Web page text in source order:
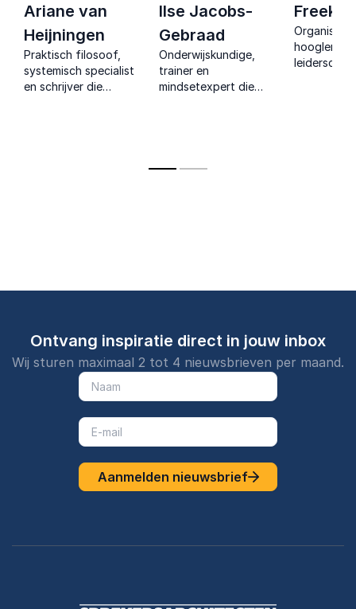
Ariane van
Heijningen
Praktisch filosoof,
systemisch specialist
en schrijver die
Ilse Jacobs-
Gebraad
Onderwijskundige,
trainer en
mindsetexpert die
handvatten voor
Freek
hoogleraar
Ontvang inspiratie direct in jouw inbox
Wij sturen maximaal 2 tot 4 nieuwsbrieven per maand.
Aanmelden nieuwsbrief